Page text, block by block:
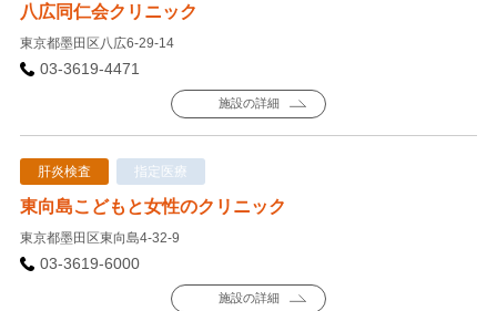
八広同仁会クリニック
東京都墨田区八広6-29-14
03-3619-4471
施設の詳細
肝炎検査 指定医療
東向島こどもと女性のクリニック
東京都墨田区東向島4-32-9
03-3619-6000
施設の詳細